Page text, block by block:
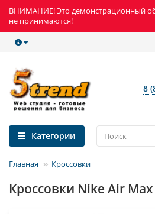
ВНИМАНИЕ! Это демонстрационный
не принимаются!
8
Категории
Главная Кроссовки
Кроссовки Nike Air Max